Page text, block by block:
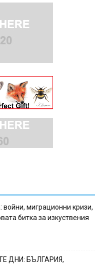
миграционни кризи,
битка за изкуствения
ДНИ: БЪЛГАРИЯ,